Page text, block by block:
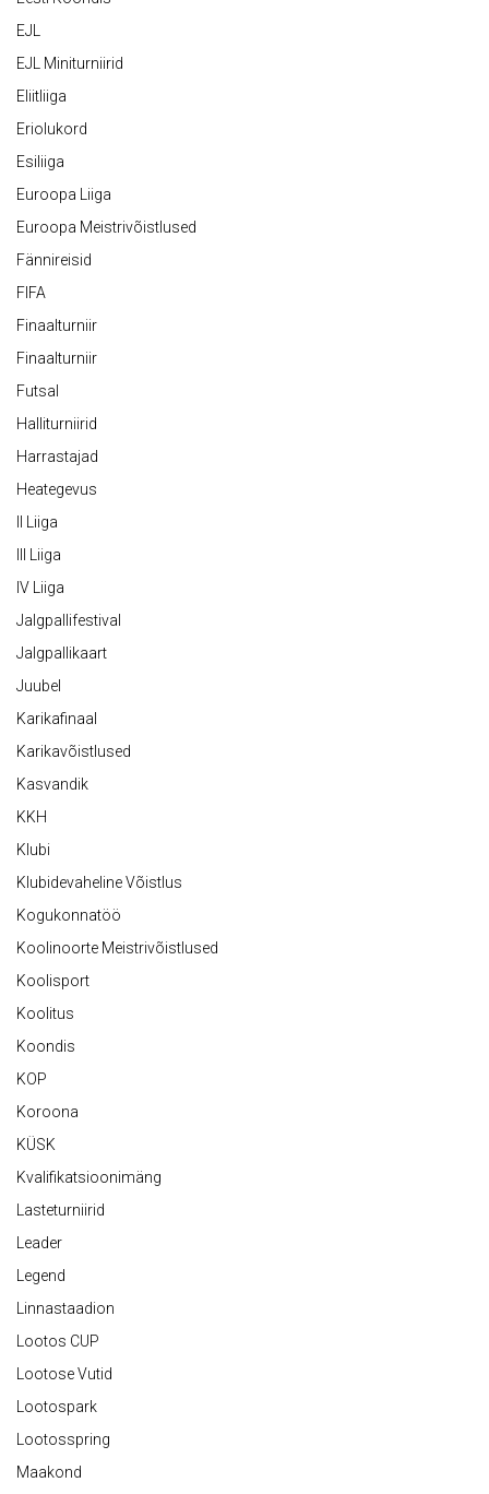
EJL
EJL Miniturniirid
Eliitliiga
Eriolukord
Esiliiga
Euroopa Liiga
Euroopa Meistrivõistlused
Fännireisid
FIFA
Finaalturniir
Finaalturniir
Futsal
Halliturniirid
Harrastajad
Heategevus
II Liiga
III Liiga
IV Liiga
Jalgpallifestival
Jalgpallikaart
Juubel
Karikafinaal
Karikavõistlused
Kasvandik
KKH
Klubi
Klubidevaheline Võistlus
Kogukonnatöö
Koolinoorte Meistrivõistlused
Koolisport
Koolitus
Koondis
KOP
Koroona
KÜSK
Kvalifikatsioonimäng
Lasteturniirid
Leader
Legend
Linnastaadion
Lootos CUP
Lootose Vutid
Lootospark
Lootosspring
Maakond